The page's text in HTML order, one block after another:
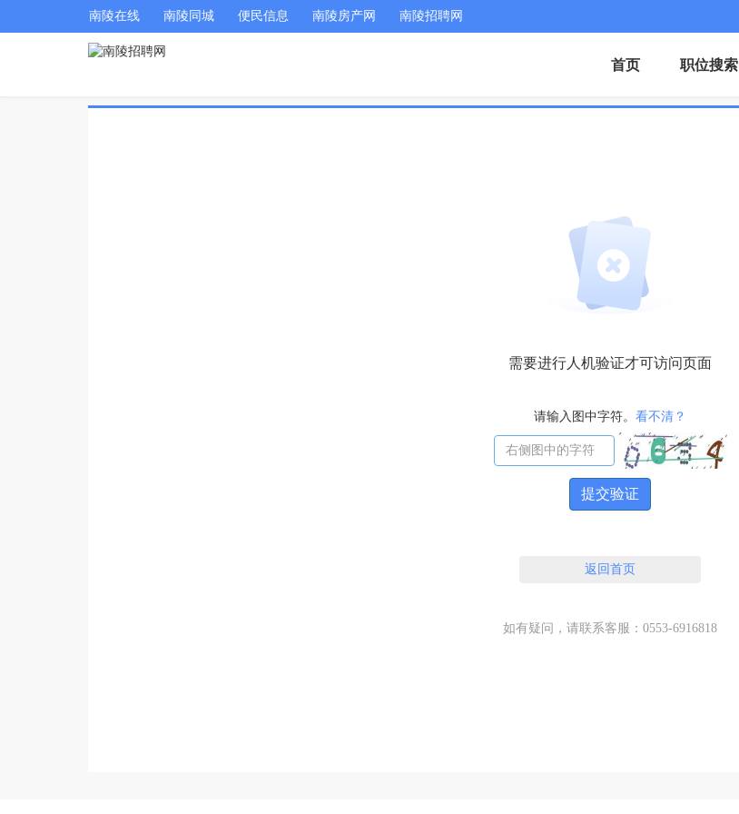
南陵在线 南陵同城 便民信息 南陵房产网 南陵招聘网
首页 职位搜索
需要进行人机验证才可访问页面
请输入图中字符。 看不清？
提交验证
返回首页
如有疑问，请联系客服：0553-6916818